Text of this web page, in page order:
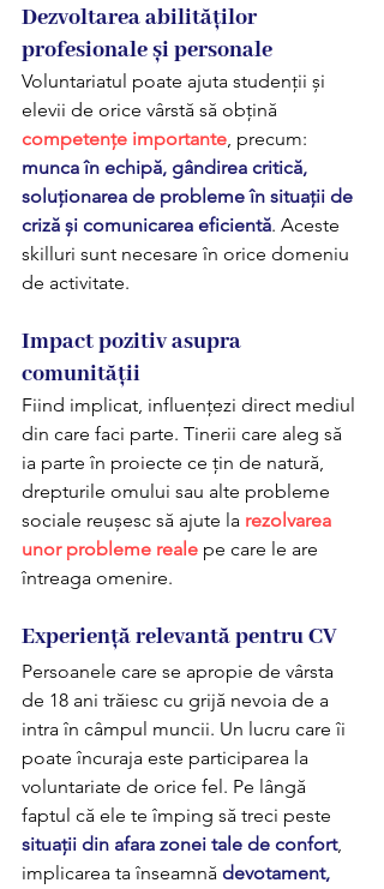
Dezvoltarea abilităților
profesionale și personale
Voluntariatul poate ajuta studenții și
elevii de orice vârstă să obțină
competențe importante, precum:
munca în echipă, gândirea critică,
soluționarea de probleme în situații de
criză și comunicarea eficientă. Aceste
skilluri sunt necesare în orice domeniu
de activitate.
Impact pozitiv asupra
comunității
Fiind implicat, influențezi direct mediul
din care faci parte. Tinerii care aleg să
ia parte în proiecte ce țin de natură,
drepturile omului sau alte probleme
sociale reușesc să ajute la rezolvarea
unor probleme reale pe care le are
întreaga omenire.
Experiență relevantă pentru CV
Persoanele care se apropie de vârsta
de 18 ani trăiesc cu grijă nevoia de a
intra în câmpul muncii. Un lucru care îi
poate încuraja este participarea la
voluntariate de orice fel. Pe lângă
faptul că ele te împing să treci peste
situații din afara zonei tale de confort,
implicarea ta înseamnă devotament,